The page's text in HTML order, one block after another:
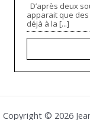
D’après deux
apparait que
déjà à la [...]
Copyright © 2026